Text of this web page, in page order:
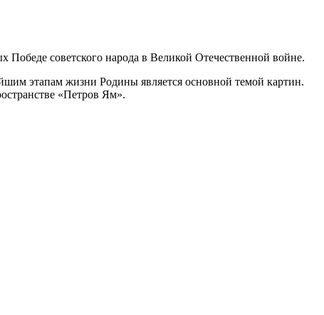
совет­ско­го наро­да в Великой Отечественной войне.
эта­пам жиз­ни Родины явля­ет­ся основ­ной темой кар­тин.
«Петров Ям».